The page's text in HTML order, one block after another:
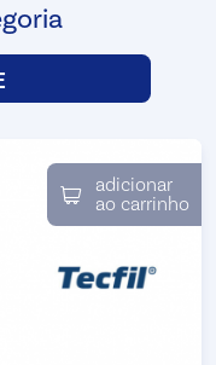
adicionar
ao carrinho